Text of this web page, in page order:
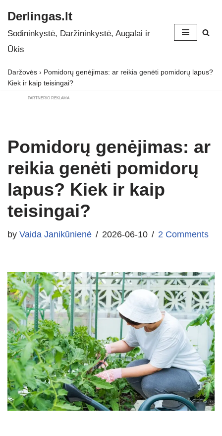
Skip
to
Derlingas.lt
Sodininkystė, Daržininkystė, Augalai ir
Ūkis
Daržovės › Pomidorų genėjimas: ar reikia genėti pomidorų lapus?
Kiek ir kaip teisingai?
PARTNERIO REKLAMA
Pomidorų genėjimas: ar
reikia genėti pomidorų
lapus? Kiek ir kaip
teisingai?
by Vaida Janikūnienė 2026-06-10 2 Comments